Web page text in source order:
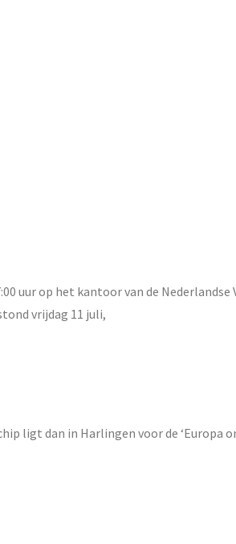
uur op het kantoor van de Nederlandse
vrijdag 11 juli,
ligt dan in Harlingen voor de ‘Europa